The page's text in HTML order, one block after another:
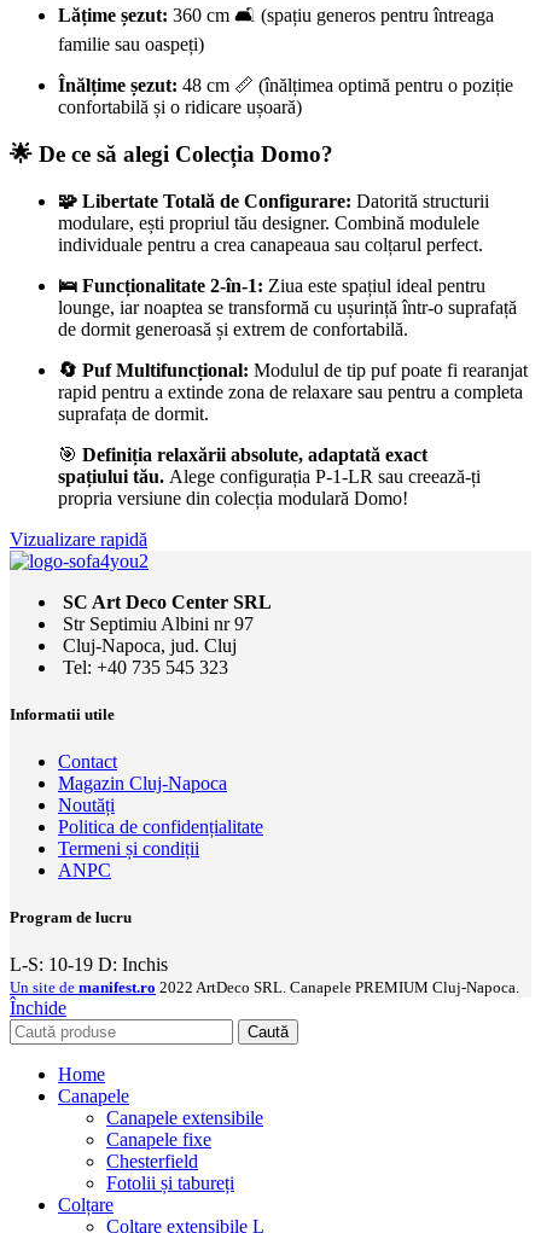
Lățime șezut: 360 cm 🛋️ (spațiu generos pentru întreaga
familie sau oaspeți)
Înălțime șezut: 48 cm 📏 (înălțimea optimă pentru o poziție
confortabilă și o ridicare ușoară)
🌟 De ce să alegi Colecția Domo?
🧩 Libertate Totală de Configurare: Datorită structurii
modulare, ești propriul tău designer. Combină modulele
individuale pentru a crea canapeaua sau colțarul perfect.
🛌 Funcționalitate 2-în-1: Ziua este spațiul ideal pentru
lounge, iar noaptea se transformă cu ușurință într-o suprafață
de dormit generoasă și extrem de confortabilă.
🔄 Puf Multifuncțional: Modulul de tip puf poate fi rearanjat
rapid pentru a extinde zona de relaxare sau pentru a completa
suprafața de dormit.
🎯 Definiția relaxării absolute, adaptată exact
spațiului tău. Alege configurația P-1-LR sau creează-ți
propria versiune din colecția modulară Domo!
Vizualizare rapidă
SC Art Deco Center SRL
Str Septimiu Albini nr 97
Cluj-Napoca, jud. Cluj
Tel: +40 735 545 323
Informatii utile
Contact
Magazin Cluj-Napoca
Noutăți
Politica de confidențialitate
Termeni și condiții
ANPC
Program de lucru
L-S: 10-19 D: Inchis
Un site de manifest.ro 2022 ArtDeco SRL. Canapele PREMIUM Cluj-Napoca.
Închide
Caută
Home
Canapele
Canapele extensibile
Canapele fixe
Chesterfield
Fotolii și tabureți
Colțare
Colțare extensibile L